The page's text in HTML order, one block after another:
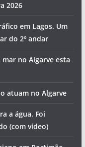
2026
em Lagos. Um
do 2º andar
no Algarve esta
atuam no Algarve
a água. Foi
(com vídeo)